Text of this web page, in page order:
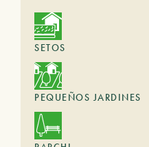
SETOS
PEQUEÑOS JARDINES